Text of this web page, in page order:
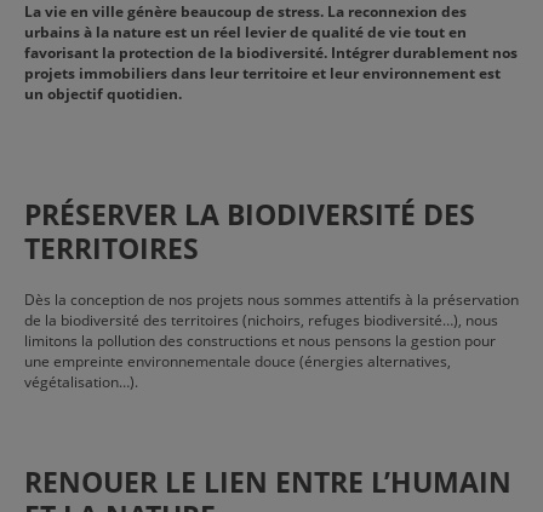
La vie en ville génère beaucoup de stress. La reconnexion des
urbains à la nature est un réel levier de qualité de vie tout en
favorisant la protection de la biodiversité. Intégrer durablement nos
projets immobiliers dans leur territoire et leur environnement est
un objectif quotidien.
PRÉSERVER LA BIODIVERSITÉ DES
TERRITOIRES
Dès la conception de nos projets nous sommes attentifs à la préservation
de la biodiversité des territoires (nichoirs, refuges biodiversité…), nous
limitons la pollution des constructions et nous pensons la gestion pour
une empreinte environnementale douce (énergies alternatives,
végétalisation…).
RENOUER LE LIEN ENTRE L’HUMAIN